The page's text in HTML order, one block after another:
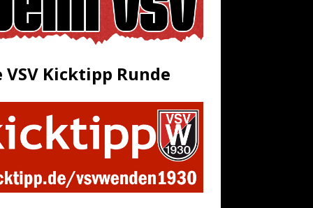
VSV Kicktipp Runde